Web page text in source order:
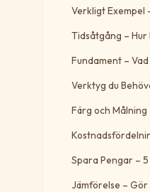
Verkligt Exempel
Tidsåtgång – Hur
Fundament –
Verktyg du
Färg och Målning
Spara Pengar –
Jämförelse –